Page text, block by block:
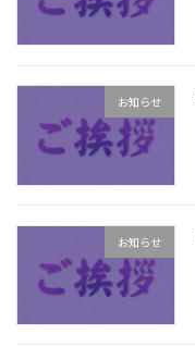
お知らせ
お知らせ